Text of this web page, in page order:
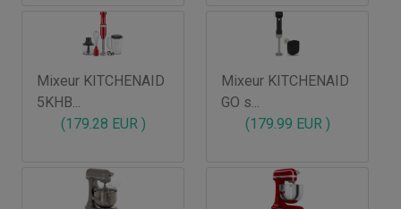
Mixeur KITCHENAID
5KHB...
(179.28 EUR )
Mixeur KITCHENAID
GO s...
(179.99 EUR )